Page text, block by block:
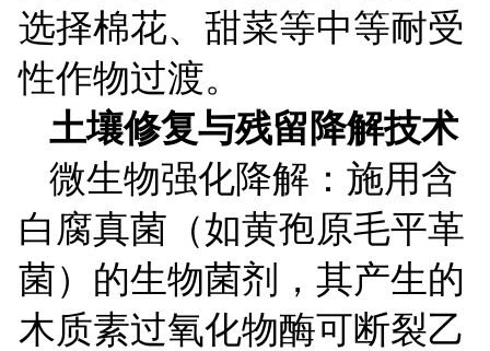
选择棉花、甜菜等中等耐受
性作物过渡。
土壤修复与残留降解技术
微生物强化降解：施用含
白腐真菌（如黄孢原毛平革
菌）的生物菌剂，其产生的
木质素过氧化物酶可断裂乙